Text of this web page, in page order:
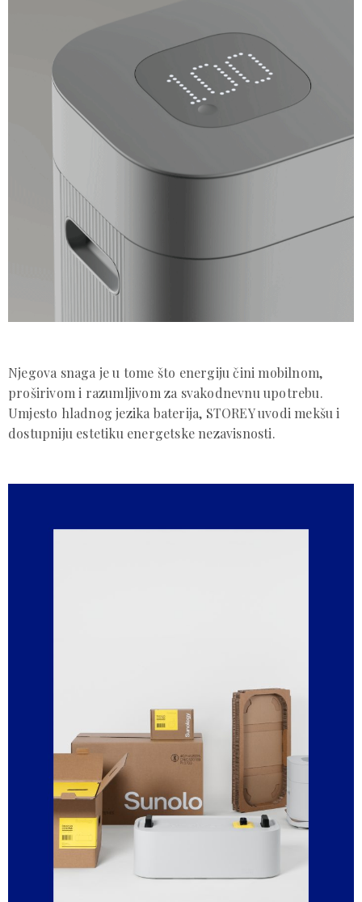
Njegova snaga je u tome što energiju čini mobilnom,
proširivom i razumljivom za svakodnevnu upotrebu.
Umjesto hladnog jezika baterija, STOREY uvodi mekšu i
dostupniju estetiku energetske nezavisnosti.